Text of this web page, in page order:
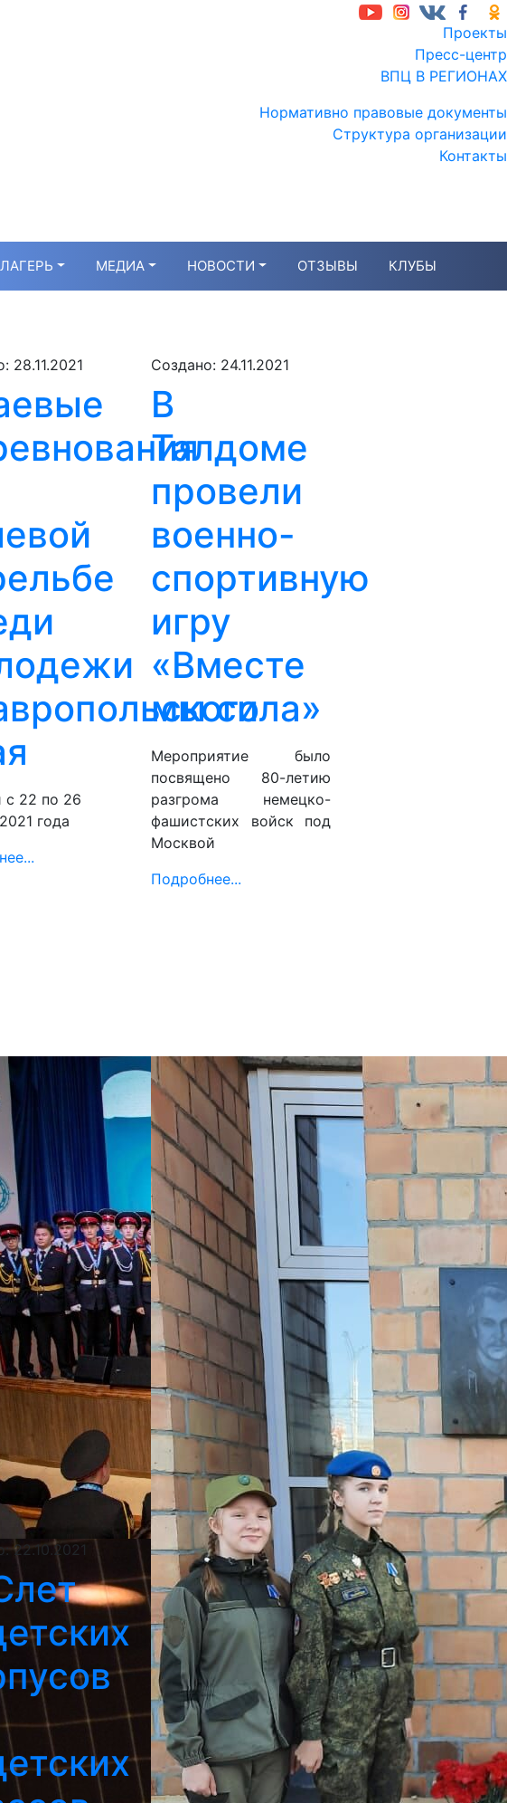
Проекты
Пресс-центр
ВПЦ В РЕГИОНАХ
Нормативно правовые документы
Структура организации
Контакты
МЕДИА НОВОСТИ ОТЗЫВЫ КЛУБЫ
28.11.2021
22 по 26
года
Создано: 24.11.2021
В
Талдоме
провели
военно-
спортивную
игру
«Вместе
мы сила»
Мероприятие было
посвящено 80-летию
разгрома немецко-
фашистских войск под
Москвой
Подробнее...
22.10.2021